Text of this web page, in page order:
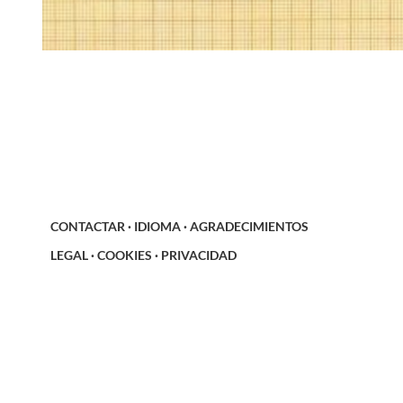
CONTACTAR · IDIOMA·AGRADECIMIENTOS
LEGAL·COOKIES · PRIVACIDAD